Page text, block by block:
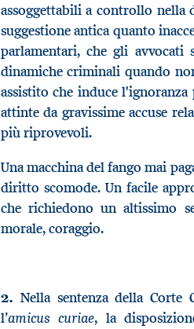
assoggettabili a controllo nella
suggestione antica quanto
parlamentari, che gli avvocati
dinamiche criminali quando
assistito che induce
attinte da gravissime accuse
più riprovevoli.
Una macchina del fango mai
diritto scomode. Un facile
che richiedono un altissimo
morale, coraggio.
2.Nella sentenza della Corte
l’amicus curiae, la